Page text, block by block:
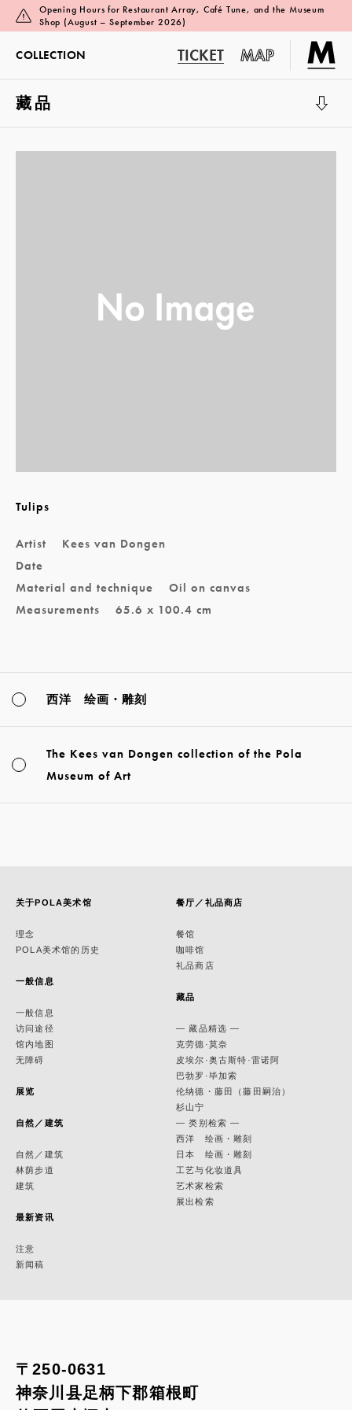
Opening Hours for Restaurant Array, Café Tune, and the Museum
Shop (August – September 2026)
COLLECTION TICKET MAP
藏品
Tulips
Artist
Kees van Dongen
Date
Material and technique
Oil on canvas
Measurements
65.6 x 100.4 cm
西洋 绘画・雕刻
The Kees van Dongen collection of the Pola
Museum of Art
关于POLA美术馆
理念
POLA美术馆的历史
一般信息
一般信息
访问途径
馆内地图
无障碍
展览
自然／建筑
自然／建筑
林荫步道
建筑
最新资讯
注意
新闻稿
餐厅／礼品商店
餐馆
咖啡馆
礼品商店
藏品
— 藏品精选 —
克劳德·莫奈
皮埃尔·奥古斯特·雷诺阿
巴勃罗·毕加索
伦纳德・藤田（藤田嗣治）
杉山宁
— 类别检索 —
西洋 绘画・雕刻
日本 绘画・雕刻
工艺与化妆道具
艺术家检索
展出检索
〒250-0631
神奈川县足柄下郡箱根町